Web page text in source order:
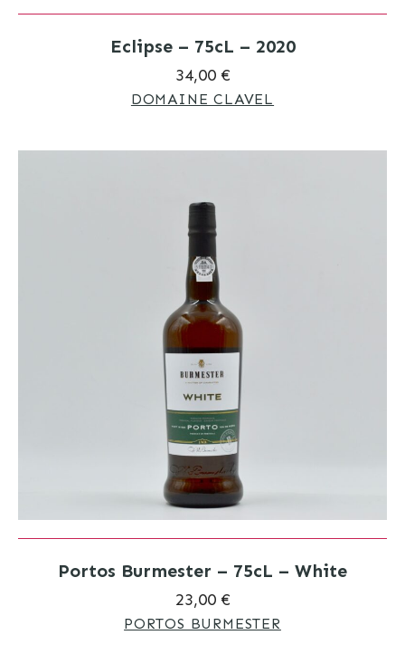
Eclipse – 75cL – 2020
34,00 €
DOMAINE CLAVEL
Portos Burmester – 75cL – White
23,00 €
PORTOS BURMESTER